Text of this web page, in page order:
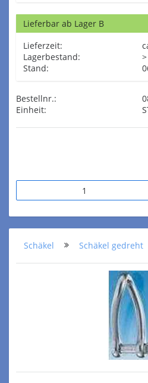
Lieferbar ab Lager B
Lieferzeit:
Lagerbestand:
Stand:
Bestellnr.:
Einheit:
Schäkel Schäkel gedreht